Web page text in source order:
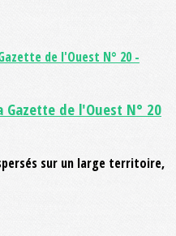
Gazette de l'Ouest N° 20
sur un large territoire,